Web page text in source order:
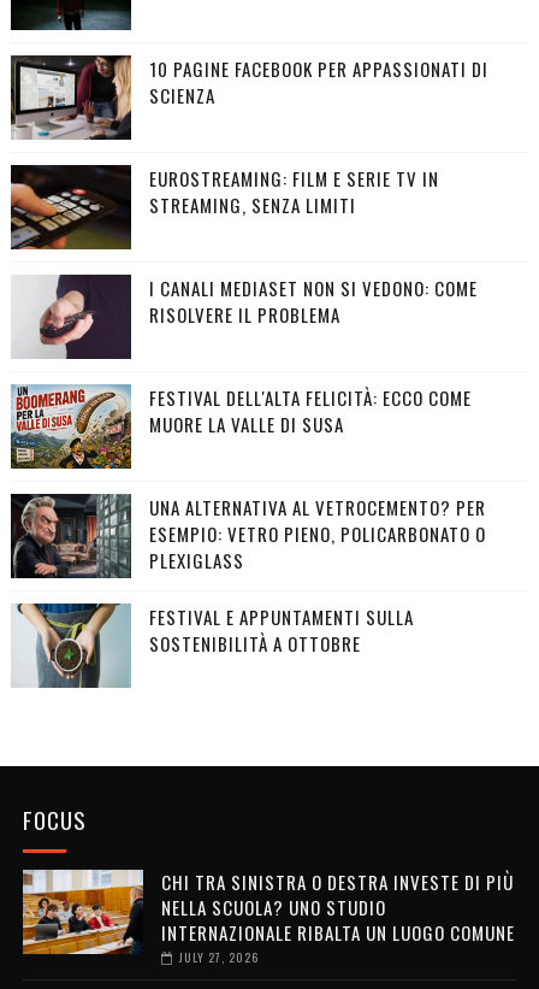
10 PAGINE FACEBOOK PER APPASSIONATI DI
SCIENZA
EUROSTREAMING: FILM E SERIE TV IN
STREAMING, SENZA LIMITI
I CANALI MEDIASET NON SI VEDONO: COME
RISOLVERE IL PROBLEMA
FESTIVAL DELL'ALTA FELICITÀ: ECCO COME
MUORE LA VALLE DI SUSA
UNA ALTERNATIVA AL VETROCEMENTO? PER
ESEMPIO: VETRO PIENO, POLICARBONATO O
PLEXIGLASS
FESTIVAL E APPUNTAMENTI SULLA
SOSTENIBILITÀ A OTTOBRE
FOCUS
CHI TRA SINISTRA O DESTRA INVESTE DI PIÙ
NELLA SCUOLA? UNO STUDIO
INTERNAZIONALE RIBALTA UN LUOGO COMUNE
JULY 27, 2026